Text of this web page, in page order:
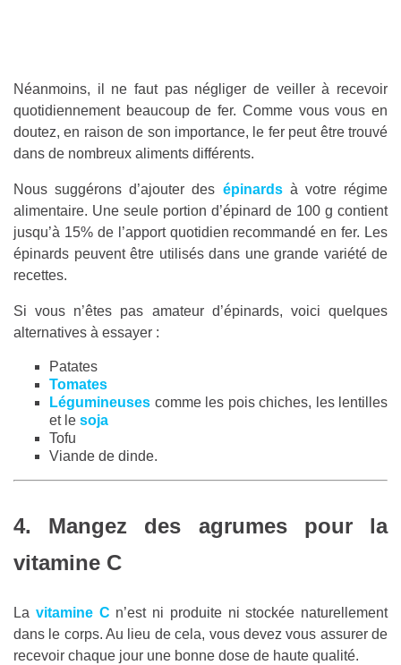
Néanmoins, il ne faut pas négliger de veiller à recevoir
quotidiennement beaucoup de fer. Comme vous vous en
doutez, en raison de son importance, le fer peut être trouvé
dans de nombreux aliments différents.
Nous suggérons d’ajouter des épinardsà votre régime
alimentaire. Une seule portion d’épinard de 100 g contient
jusqu’à 15% de l’apport quotidien recommandé en fer. Les
épinards peuvent être utilisés dans une grande variété de
recettes.
Si vous n’êtes pas amateur d’épinards, voici quelques
alternatives à essayer :
Patates
Tomates
Légumineuses comme les pois chiches, les lentilles
et le soja
Tofu
Viande de dinde.
4. Mangez des agrumes pour la
vitamine C
La vitamine C n’est ni produite ni stockée naturellement
dans le corps. Au lieu de cela, vous devez vous assurer de
recevoir chaque jour une bonne dose de haute qualité.